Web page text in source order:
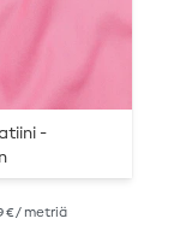
-
€ / metriä